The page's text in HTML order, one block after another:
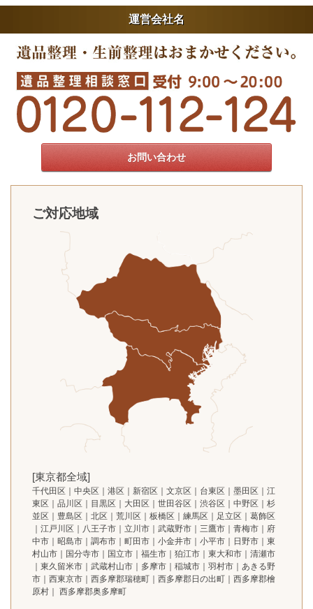
運営会社名
お問い合わせ
ご対応地域
[東京都全域]
千代田区｜中央区｜港区｜新宿区｜文京区｜台東区｜墨田区｜江
東区｜品川区｜目黒区｜大田区｜世田谷区｜渋谷区｜中野区｜杉
並区｜豊島区｜北区｜荒川区｜板橋区｜練馬区｜足立区｜葛飾区
｜江戸川区｜八王子市｜立川市｜武蔵野市｜三鷹市｜青梅市｜府
中市｜昭島市｜調布市｜町田市｜小金井市｜小平市｜日野市｜東
村山市｜国分寺市｜国立市｜福生市｜狛江市｜東大和市｜清瀬市
｜東久留米市｜武蔵村山市｜多摩市｜稲城市｜羽村市｜あきる野
市｜西東京市｜西多摩郡瑞穂町｜西多摩郡日の出町｜西多摩郡檜
原村｜ 西多摩郡奥多摩町